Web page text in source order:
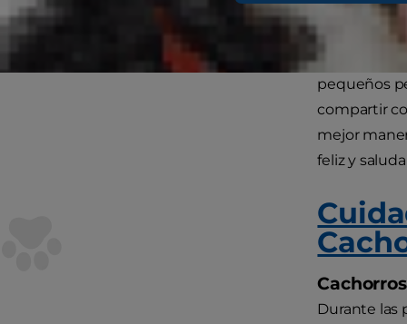
¿Sabías que
pequeños
compartir
mejor
feliz y
Durante las